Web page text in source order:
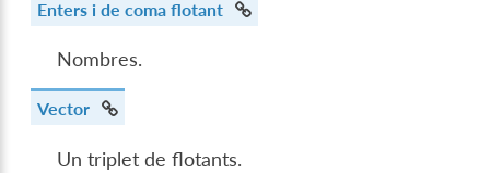
Enters i de coma flotant
Nombres.
Vector
Un triplet de flotants.